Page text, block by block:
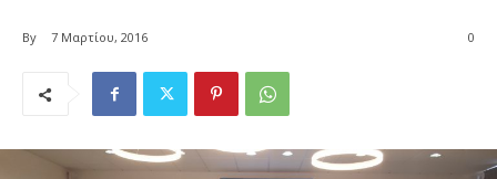
By 7 Μαρτίου, 2016 0